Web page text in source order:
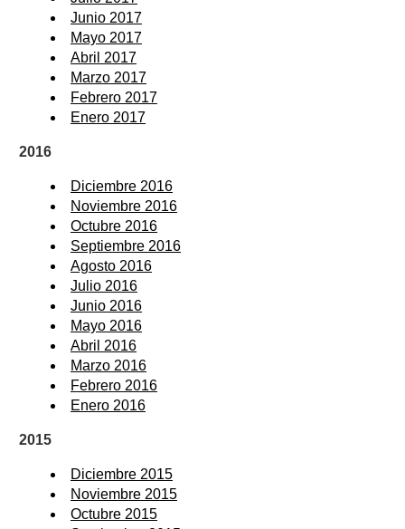
Junio 2017
Mayo 2017
Abril 2017
Marzo 2017
Febrero 2017
Enero 2017
2016
Diciembre 2016
Noviembre 2016
Octubre 2016
Septiembre 2016
Agosto 2016
Julio 2016
Junio 2016
Mayo 2016
Abril 2016
Marzo 2016
Febrero 2016
Enero 2016
2015
Diciembre 2015
Noviembre 2015
Octubre 2015